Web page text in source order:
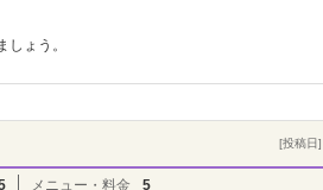
ょう。
[投稿日
メニュー・料金 5